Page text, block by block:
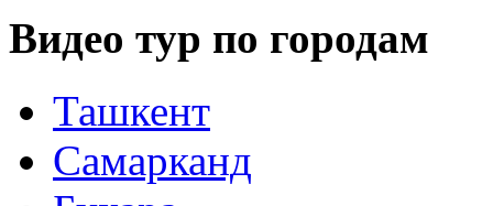
Видео тур по городам
Ташкент
Самарканд